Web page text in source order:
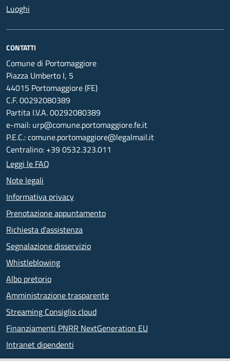
Luoghi
CONTATTI
Comune di Portomaggiore
Piazza Umberto I, 5
44015 Portomaggiore (FE)
C.F. 00292080389
Partita I.V.A. 00292080389
e-mail: urp@comune.portomaggiore.fe.it
P.E.C.: comune.portomaggiore@legalmail.it
Centralino: +39 0532.323.011
Leggi le FAQ
Note legali
Informativa privacy
Prenotazione appuntamento
Richiesta d'assistenza
Segnalazione disservizio
Whistleblowing
Albo pretorio
Amministrazione trasparente
Streaming Consiglio cloud
Finanziamenti PNRR NextGeneration EU
Intranet dipendenti